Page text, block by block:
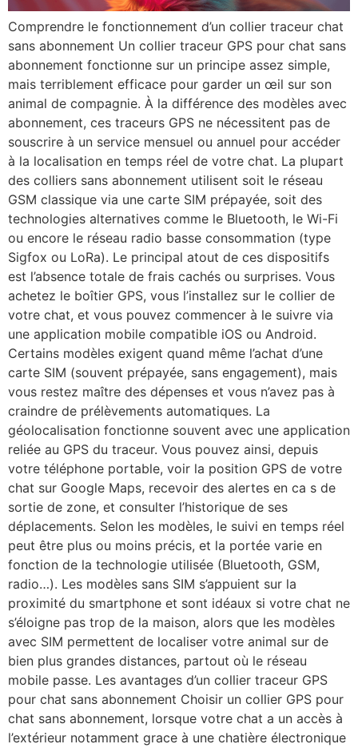
Comprendre le fonctionnement d’un collier traceur chat
sans abonnement Un collier traceur GPS pour chat sans
abonnement fonctionne sur un principe assez simple,
mais terriblement efficace pour garder un œil sur son
animal de compagnie. À la différence des modèles avec
abonnement, ces traceurs GPS ne nécessitent pas de
souscrire à un service mensuel ou annuel pour accéder
à la localisation en temps réel de votre chat. La plupart
des colliers sans abonnement utilisent soit le réseau
GSM classique via une carte SIM prépayée, soit des
technologies alternatives comme le Bluetooth, le Wi-Fi
ou encore le réseau radio basse consommation (type
Sigfox ou LoRa). Le principal atout de ces dispositifs
est l’absence totale de frais cachés ou surprises. Vous
achetez le boîtier GPS, vous l’installez sur le collier de
votre chat, et vous pouvez commencer à le suivre via
une application mobile compatible iOS ou Android.
Certains modèles exigent quand même l’achat d’une
carte SIM (souvent prépayée, sans engagement), mais
vous restez maître des dépenses et vous n’avez pas à
craindre de prélèvements automatiques. La
géolocalisation fonctionne souvent avec une application
reliée au GPS du traceur. Vous pouvez ainsi, depuis
votre téléphone portable, voir la position GPS de votre
chat sur Google Maps, recevoir des alertes en ca s de
sortie de zone, et consulter l’historique de ses
déplacements. Selon les modèles, le suivi en temps réel
peut être plus ou moins précis, et la portée varie en
fonction de la technologie utilisée (Bluetooth, GSM,
radio…). Les modèles sans SIM s’appuient sur la
proximité du smartphone et sont idéaux si votre chat ne
s’éloigne pas trop de la maison, alors que les modèles
avec SIM permettent de localiser votre animal sur de
bien plus grandes distances, partout où le réseau
mobile passe. Les avantages d’un collier traceur GPS
pour chat sans abonnement Choisir un collier GPS pour
chat sans abonnement, lorsque votre chat a un accès à
l’extérieur notamment grace à une chatière électronique